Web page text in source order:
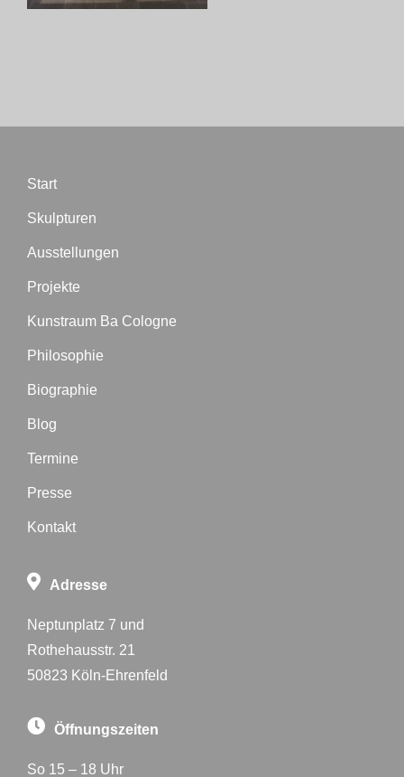
Start
Skulpturen
Ausstellungen
Projekte
Kunstraum Ba Cologne
Philosophie
Biographie
Blog
Termine
Presse
Kontakt
Adresse
Neptunplatz 7 und
Rothehausstr. 21
50823 Köln-Ehrenfeld
Öffnungszeiten
So 15 – 18 Uhr